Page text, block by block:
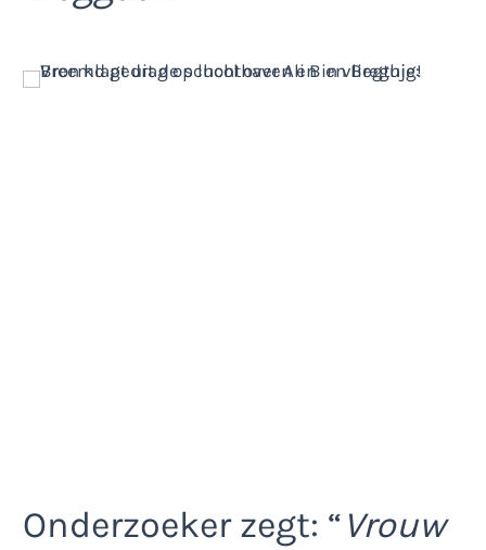
Onderzoeker zegt: “ Vrouw